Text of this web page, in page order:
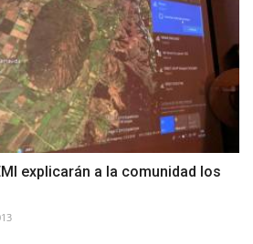
explicarán a la comunidad los